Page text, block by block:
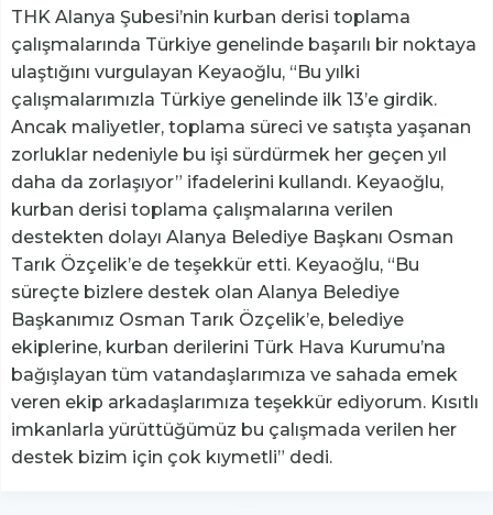
THK Alanya Şubesi’nin kurban derisi toplama
çalışmalarında Türkiye genelinde başarılı bir noktaya
ulaştığını vurgulayan Keyaoğlu, “Bu yılki
çalışmalarımızla Türkiye genelinde ilk 13’e girdik.
Ancak maliyetler, toplama süreci ve satışta yaşanan
zorluklar nedeniyle bu işi sürdürmek her geçen yıl
daha da zorlaşıyor” ifadelerini kullandı. Keyaoğlu,
kurban derisi toplama çalışmalarına verilen
destekten dolayı Alanya Belediye Başkanı Osman
Tarık Özçelik’e de teşekkür etti. Keyaoğlu, “Bu
süreçte bizlere destek olan Alanya Belediye
Başkanımız Osman Tarık Özçelik’e, belediye
ekiplerine, kurban derilerini Türk Hava Kurumu’na
bağışlayan tüm vatandaşlarımıza ve sahada emek
veren ekip arkadaşlarımıza teşekkür ediyorum. Kısıtlı
imkanlarla yürüttüğümüz bu çalışmada verilen her
destek bizim için çok kıymetli” dedi.